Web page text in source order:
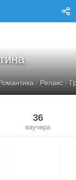
· Релакс ·
36
ваучера